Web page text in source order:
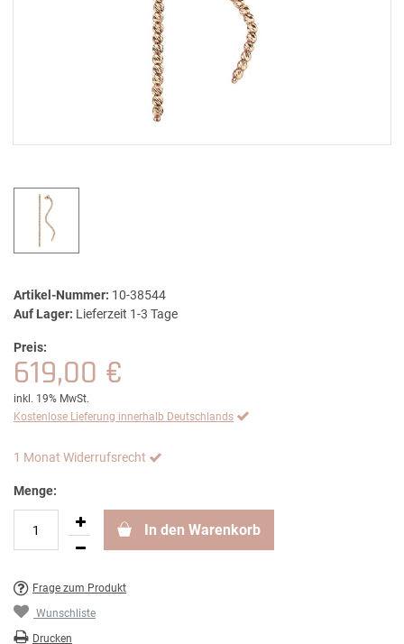
Artikel-Nummer: 10-38544
Auf Lager: Lieferzeit 1-3 Tage
Preis:
619,00 €
inkl. 19% MwSt.
Kostenlose Lieferung innerhalb Deutschlands
1 Monat Widerrufsrecht
Menge:
In den Warenkorb
Frage zum Produkt
Wunschliste
Drucken